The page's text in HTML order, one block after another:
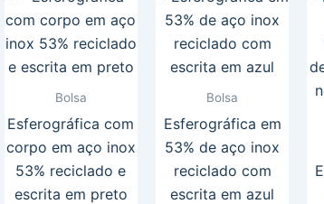
Bolsa
Esferográfica com
corpo em aço inox
53% reciclado e
escrita em preto
Bolsa
Esferográfica em
53% de aço inox
reciclado com
escrita em azul